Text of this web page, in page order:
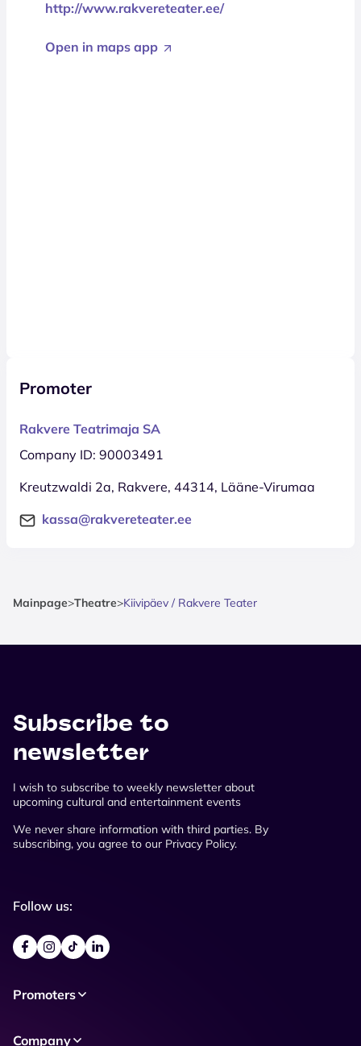
http://www.rakvereteater.ee/
Open in maps app
Promoter
Rakvere Teatrimaja SA
Company ID: 90003491
Kreutzwaldi 2a, Rakvere, 44314, Lääne-Virumaa
kassa@rakvereteater.ee
Mainpage>Theatre>Kiivipäev / Rakvere Teater
Subscribe to
newsletter
I wish to subscribe to weekly newsletter about
upcoming cultural and entertainment events
We never share information with third parties. By
subscribing, you agree to our Privacy Policy.
Follow us:
Promoters
Company